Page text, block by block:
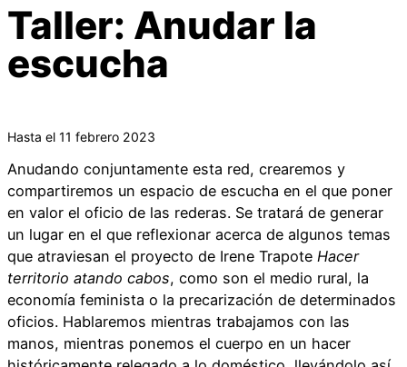
Taller: Anudar la
escucha
Hasta el 11 febrero 2023
Anudando conjuntamente esta red, crearemos y
compartiremos un espacio de escucha en el que poner
en valor el oficio de las rederas. Se tratará de generar
un lugar en el que reflexionar acerca de algunos temas
que atraviesan el proyecto de Irene Trapote Hacer
territorio atando cabos, como son el medio rural, la
economía feminista o la precarización de determinados
oficios. Hablaremos mientras trabajamos con las
manos, mientras ponemos el cuerpo en un hacer